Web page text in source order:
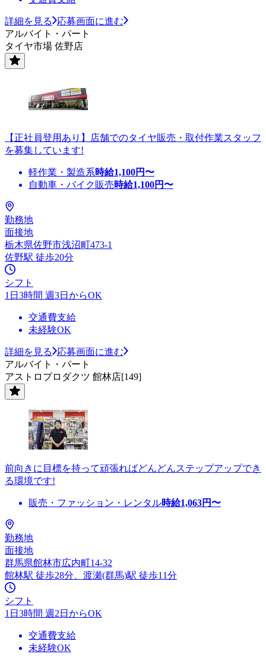
詳細を見る
応募画面に進む
アルバイト・パート
タイヤ市場 佐野店
【正社員登用あり】店舗でのタイヤ販売・取付作業スタッフ
を募集しています!
軽作業・製造系時給1,100円〜
自動車・バイク販売時給1,100円〜
勤務地
面接地
栃木県佐野市浅沼町473-1
佐野駅 徒歩20分
シフト
1日3時間 週3日からOK
交通費支給
未経験OK
詳細を見る
応募画面に進む
アルバイト・パート
アストロプロダクツ 館林店[149]
前向きに目標を持って頑張ればどんどんステップアップでき
る環境です!
販売・ファッション・レンタル時給1,063円〜
勤務地
面接地
群馬県館林市広内町14-32
館林駅 徒歩28分、渡瀬(群馬)駅 徒歩11分
シフト
1日3時間 週2日からOK
交通費支給
未経験OK